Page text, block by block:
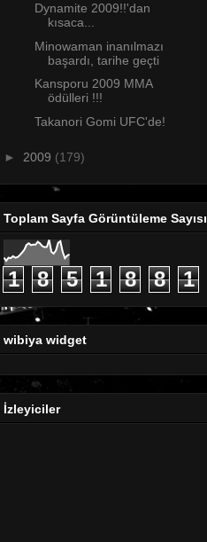
Dynamite 2009!!'dan
kısaca...
Minowaman inanılmazı
başardı, tarihe geçti
Kansporu 2009 MMA
ödülleri !!!
Takanori Gomi UFC'de!
► 2009 (179)
Toplam Sayfa Görüntüleme Sayısı
1 8 5 1 8 8 1
wibiya widget
İzleyiciler